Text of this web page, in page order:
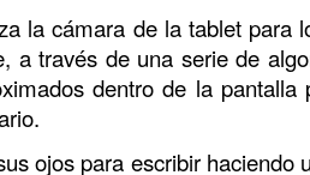
la cámara de la tablet
a través de una serie de
dentro de la
ojos para escribir haciendo